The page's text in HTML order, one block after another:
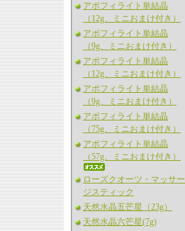
アポフィライト単結晶
（12g、ミニおまけ付き）
アポフィライト単結晶
（9g、ミニおまけ付き）
アポフィライト単結晶
（12g、ミニおまけ付き）
アポフィライト単結晶
（9g、ミニおまけ付き）
アポフィライト単結晶
（75g、ミニおまけ付き）
アポフィライト単結晶
（57g、ミニおまけ付き）
ローズクオーツ・マッサー
ジスティック
天然水晶五芒星（23g）
天然水晶六芒星(7g)